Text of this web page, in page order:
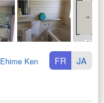
Ehime Ken FR JA